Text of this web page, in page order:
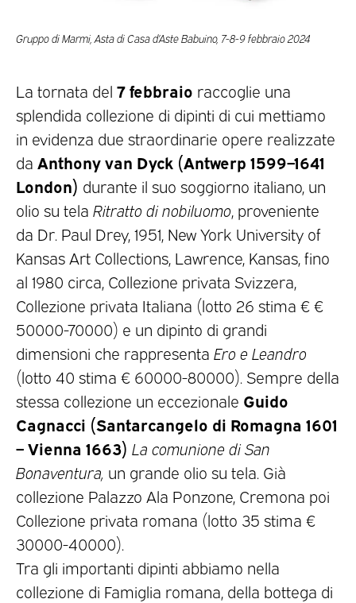
Gruppo di Marmi, Asta di Casa d’Aste Babuino, 7-8-9 febbraio 2024
La tornata del 7 febbraio raccoglie una
splendida collezione di dipinti di cui mettiamo
in evidenza due straordinarie opere realizzate
da Anthony van Dyck (Antwerp 1599–1641
London) durante il suo soggiorno italiano, un
olio su tela Ritratto di nobiluomo, proveniente
da Dr. Paul Drey, 1951, New York University of
Kansas Art Collections, Lawrence, Kansas, fino
al 1980 circa, Collezione privata Svizzera,
Collezione privata Italiana (lotto 26 stima € €
50000-70000) e un dipinto di grandi
dimensioni che rappresenta Ero e Leandro
(lotto 40 stima € 60000-80000). Sempre della
stessa collezione un eccezionale Guido
Cagnacci (Santarcangelo di Romagna 1601
– Vienna 1663) La comunione di San
Bonaventura, un grande olio su tela. Già
collezione Palazzo Ala Ponzone, Cremona poi
Collezione privata romana (lotto 35 stima €
30000-40000).
Tra gli importanti dipinti abbiamo nella
collezione di Famiglia romana, della bottega di